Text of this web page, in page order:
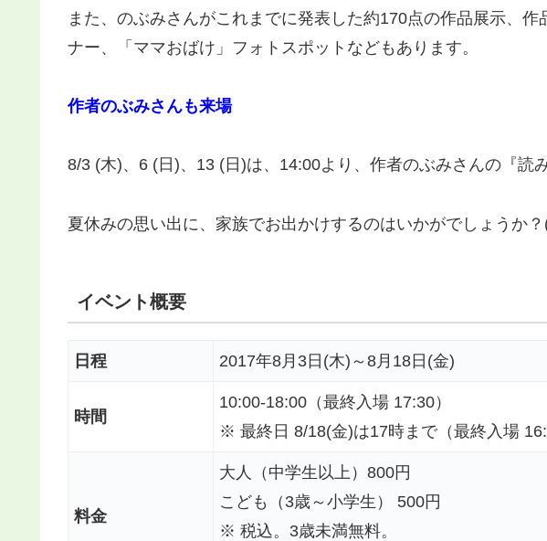
また、のぶみさんがこれまでに発表した約170点の作品展示、
ナー、「ママおばけ」フォトスポットなどもあります。
作者のぶみさんも来場
8/3 (木)、6 (日)、13 (日)は、14:00より、作者のぶみさんの『読
夏休みの思い出に、家族でお出かけするのはいかがでしょうか？
イベント概要
日程 2017年8月3日(木)～8月18日(金)
時間
10:00-18:00（最終入場 17:30）
※ 最終日 8/18(金)は17時まで（最終入場
料金
大人（中学生以上）800円
こども（3歳～小学生） 500円
※ 税込。3歳未満無料。